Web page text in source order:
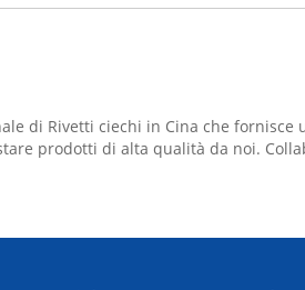
di Rivetti ciechi in Cina che
prodotti di alta qualità da noi.